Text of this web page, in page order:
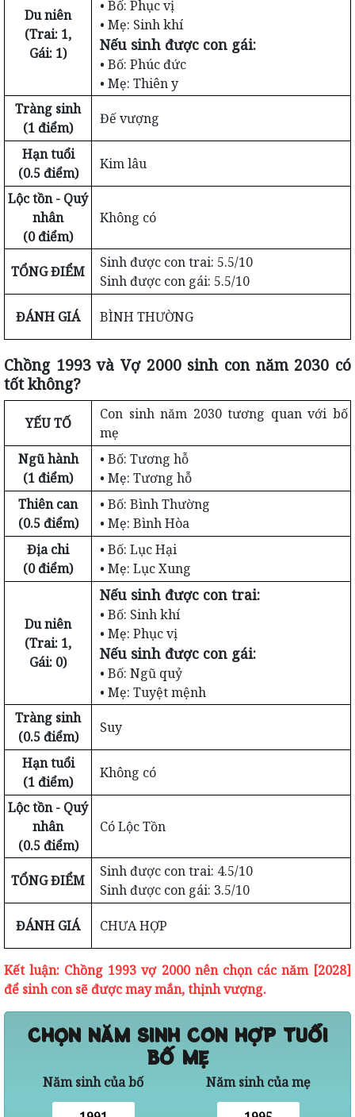
Du niên
(Trai: 1,
Gái: 1)
• Bố: Phục vị
• Mẹ: Sinh khí
Nếu sinh được con gái:
• Bố: Phúc đức
• Mẹ: Thiên y
Tràng sinh
(1 điểm)
Đế vượng
Hạn tuổi
(0.5 điểm)
Kim lâu
Lộc tồn - Quý
nhân
(0 điểm)
Không có
TỔNG ĐIỂM
Sinh được con trai: 5.5/10
Sinh được con gái: 5.5/10
ĐÁNH GIÁ BÌNH THƯỜNG
Chồng 1993 và Vợ 2000 sinh con năm 2030 có
tốt không?
YẾU TỐ
Con sinh năm 2030 tương quan với bố
mẹ
Ngũ hành
(1 điểm)
• Bố: Tương hỗ
• Mẹ: Tương hỗ
Thiên can
(0.5 điểm)
• Bố: Bình Thường
• Mẹ: Bình Hòa
Địa chi
(0 điểm)
• Bố: Lục Hại
• Mẹ: Lục Xung
Du niên
(Trai: 1,
Gái: 0)
Nếu sinh được con trai:
• Bố: Sinh khí
• Mẹ: Phục vị
Nếu sinh được con gái:
• Bố: Ngũ quỷ
• Mẹ: Tuyệt mệnh
Tràng sinh
(0.5 điểm)
Suy
Hạn tuổi
(1 điểm)
Không có
Lộc tồn - Quý
nhân
(0.5 điểm)
Có Lộc Tồn
TỔNG ĐIỂM
Sinh được con trai: 4.5/10
Sinh được con gái: 3.5/10
ĐÁNH GIÁ CHƯA HỢP
Kết luận: Chồng 1993 vợ 2000 nên chọn các năm [2028]
để sinh con sẽ được may mắn, thịnh vượng.
CHỌN NĂM SINH CON HỢP TUỔI
BỐ MẸ
Năm sinh của bố Năm sinh của mẹ